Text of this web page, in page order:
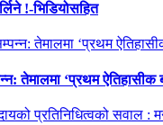
!-भिडियोसहित
तेमालमा ‘प्रथम ऐतिहासीक